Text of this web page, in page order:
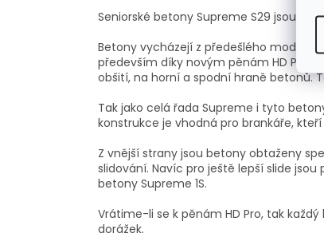
Seniorské betony Supreme S29 jsou
Betony vycházejí z předešlého modelu
především díky novým pěnám HD PRO
obšití, na horní a spodní hraně betonů.
Tak jako celá řada Supreme i tyto
konstrukce je vhodná pro brankáře,
Z vnější strany jsou betony obtaženy
slidování. Navíc pro ještě lepší slide
betony Supreme 1S.
Vrátime-li se k pěnám HD Pro, tak
dorážek.